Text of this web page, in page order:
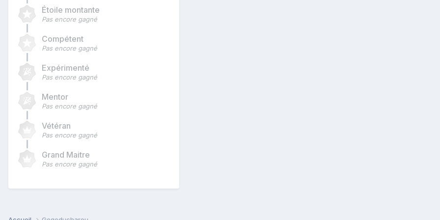
Étoile montante
Pas encore gagné
Compétent
Pas encore gagné
Expérimenté
Pas encore gagné
Mentor
Pas encore gagné
Vétéran
Pas encore gagné
Grand Maitre
Pas encore gagné